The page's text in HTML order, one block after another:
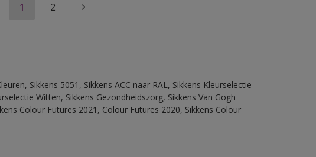
1 2
Sikkens 5051, Sikkens ACC naar RAL, Sikkens Kleurselectie
Witten, Sikkens Gezondheidszorg, Sikkens Van Gogh
Colour Futures 2021, Colour Futures 2020, Sikkens Colour